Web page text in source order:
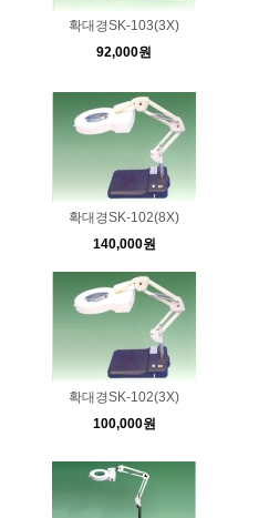
확대경SK-103(3X)
92,000원
확대경SK-102(8X)
140,000원
확대경SK-102(3X)
100,000원